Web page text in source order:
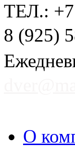
ТЕЛ.: +7
8 (925)
О